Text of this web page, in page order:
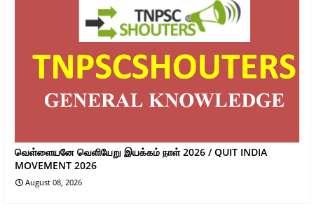
வெள்ளையனே வெளியேறு இயக்கம் நாள் 2026 / QUIT INDIA
MOVEMENT 2026
August 08, 2026